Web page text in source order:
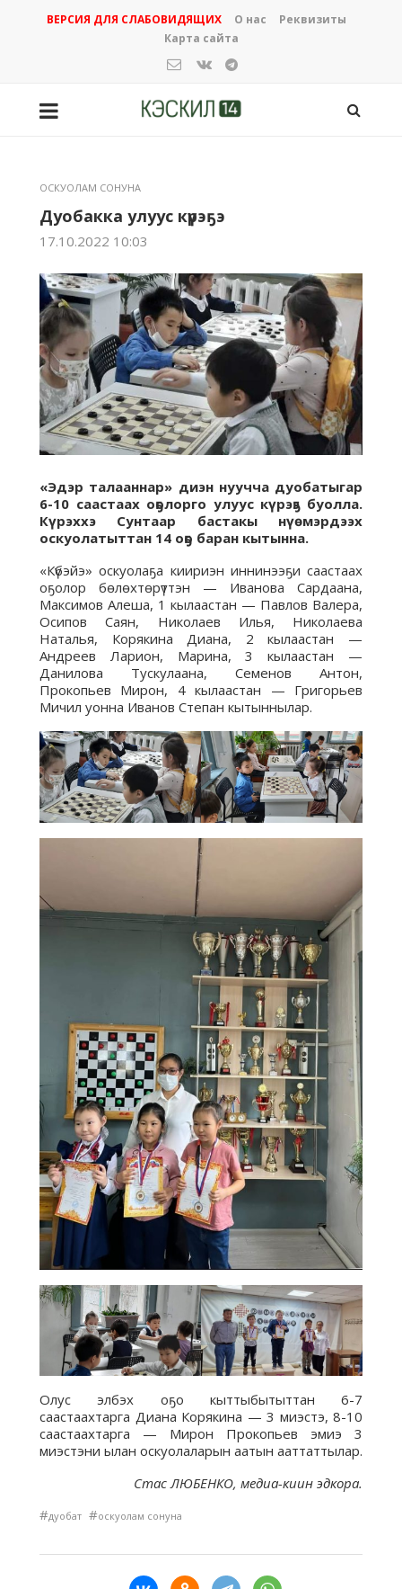
ВЕРСИЯ ДЛЯ СЛАБОВИДЯЩИХ О нас
Реквизиты
Карта сайта
ОСКУОЛАМ СОНУНА
Дуобакка улуус күрэҕэ
17.10.2022 10:03
«Эдэр талааннар» диэн нуучча дуобатыгар
6-10 саастаах оҕолорго улуус күрэҕэ буолла.
Күрэххэ Сунтаар бастакы нүөмэрдээх
оскуолатыттан 14 оҕо баран кытынна.
«Күбэйэ» оскуолаҕа киириэн иннинээҕи саастаах
оҕолор бөлөхтөрүттэн — Иванова Сардаана,
Максимов Алеша, 1 кылаастан — Павлов Валера,
Осипов Саян, Николаев Илья, Николаева
Наталья, Корякина Диана, 2 кылаастан —
Андреев Ларион, Марина, 3 кылаастан —
Данилова Тускулаана, Семенов Антон,
Прокопьев Мирон, 4 кылаастан — Григорьев
Мичил уонна Иванов Степан кытыннылар.
Олус элбэх оҕо кыттыбытыттан 6-7
саастаахтарга Диана Корякина — 3 миэстэ, 8-10
саастаахтарга — Мирон Прокопьев эмиэ 3
миэстэни ылан оскуолаларын аатын ааттаттылар.
Стас ЛЮБЕНКО, медиа-киин эдкора.
#дуобат #оскуолам сонуна